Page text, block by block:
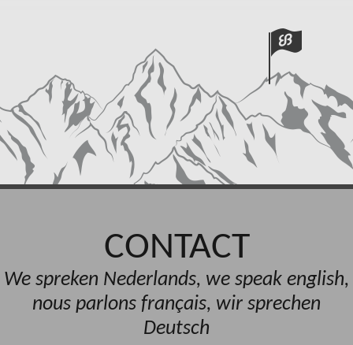
CONTACT
We spreken Nederlands, we speak english,
nous parlons français, wir sprechen
Deutsch